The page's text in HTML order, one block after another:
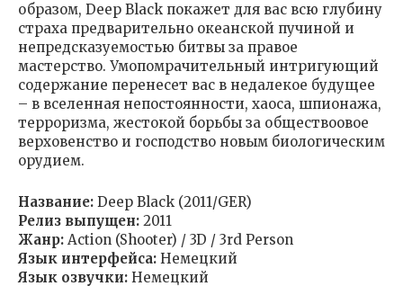
образом, Deep Black покажет для вас всю глубину
страха предварительно океанской пучиной и
непредсказуемостью битвы за правое
мастерство. Умопомрачительный интригующий
содержание перенесет вас в недалекое будущее
– в вселенная непостоянности, хаоса, шпионажа,
терроризма, жестокой борьбы за обществоовое
верховенство и господство новым биологическим
орудием.
Название: Deep Black (2011/GER)
Релиз выпущен: 2011
Жанр: Action (Shooter) / 3D / 3rd Person
Язык интерфейса: Немецкий
Язык озвучки: Немецкий